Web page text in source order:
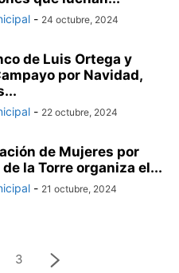
- 24 octubre, 2024
de Luis Ortega y
por Navidad,
- 22 octubre, 2024
de Mujeres por
la Torre organiza el...
- 21 octubre, 2024
3